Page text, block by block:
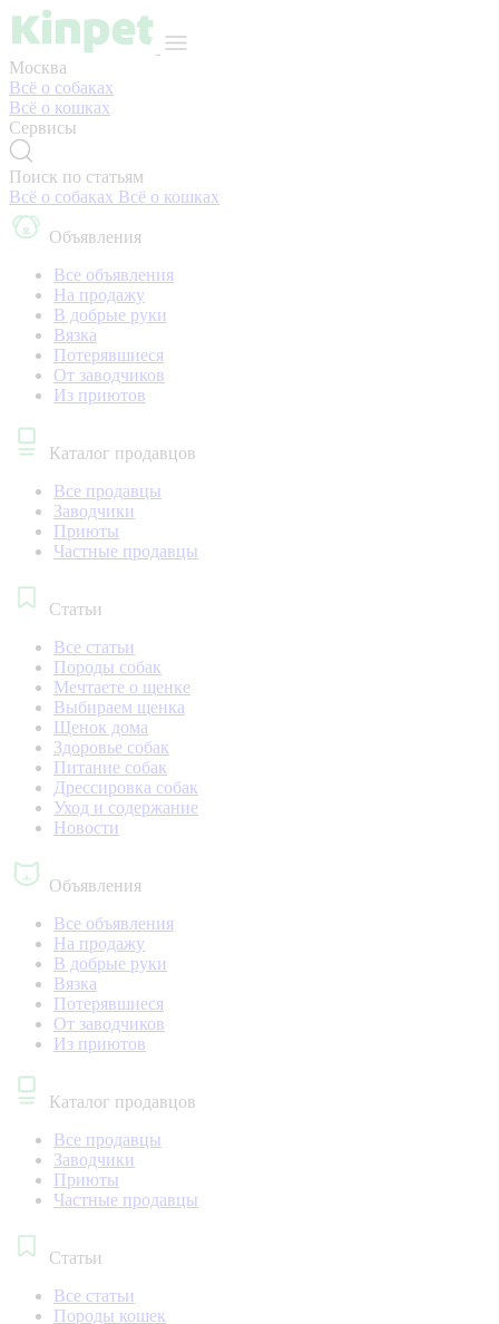
Москва
Всё о собаках
Всё о кошках
Сервисы
Поиск по статьям
Всё о собаках Всё о кошках
Объявления
Все объявления
На продажу
В добрые руки
Вязка
Потерявшиеся
От заводчиков
Из приютов
Каталог продавцов
Все продавцы
Заводчики
Приюты
Частные продавцы
Статьи
Все статьи
Породы собак
Мечтаете о щенке
Выбираем щенка
Щенок дома
Здоровье собак
Питание собак
Дрессировка собак
Уход и содержание
Новости
Объявления
Все объявления
На продажу
В добрые руки
Вязка
Потерявшиеся
От заводчиков
Из приютов
Каталог продавцов
Все продавцы
Заводчики
Приюты
Частные продавцы
Статьи
Все статьи
Породы кошек